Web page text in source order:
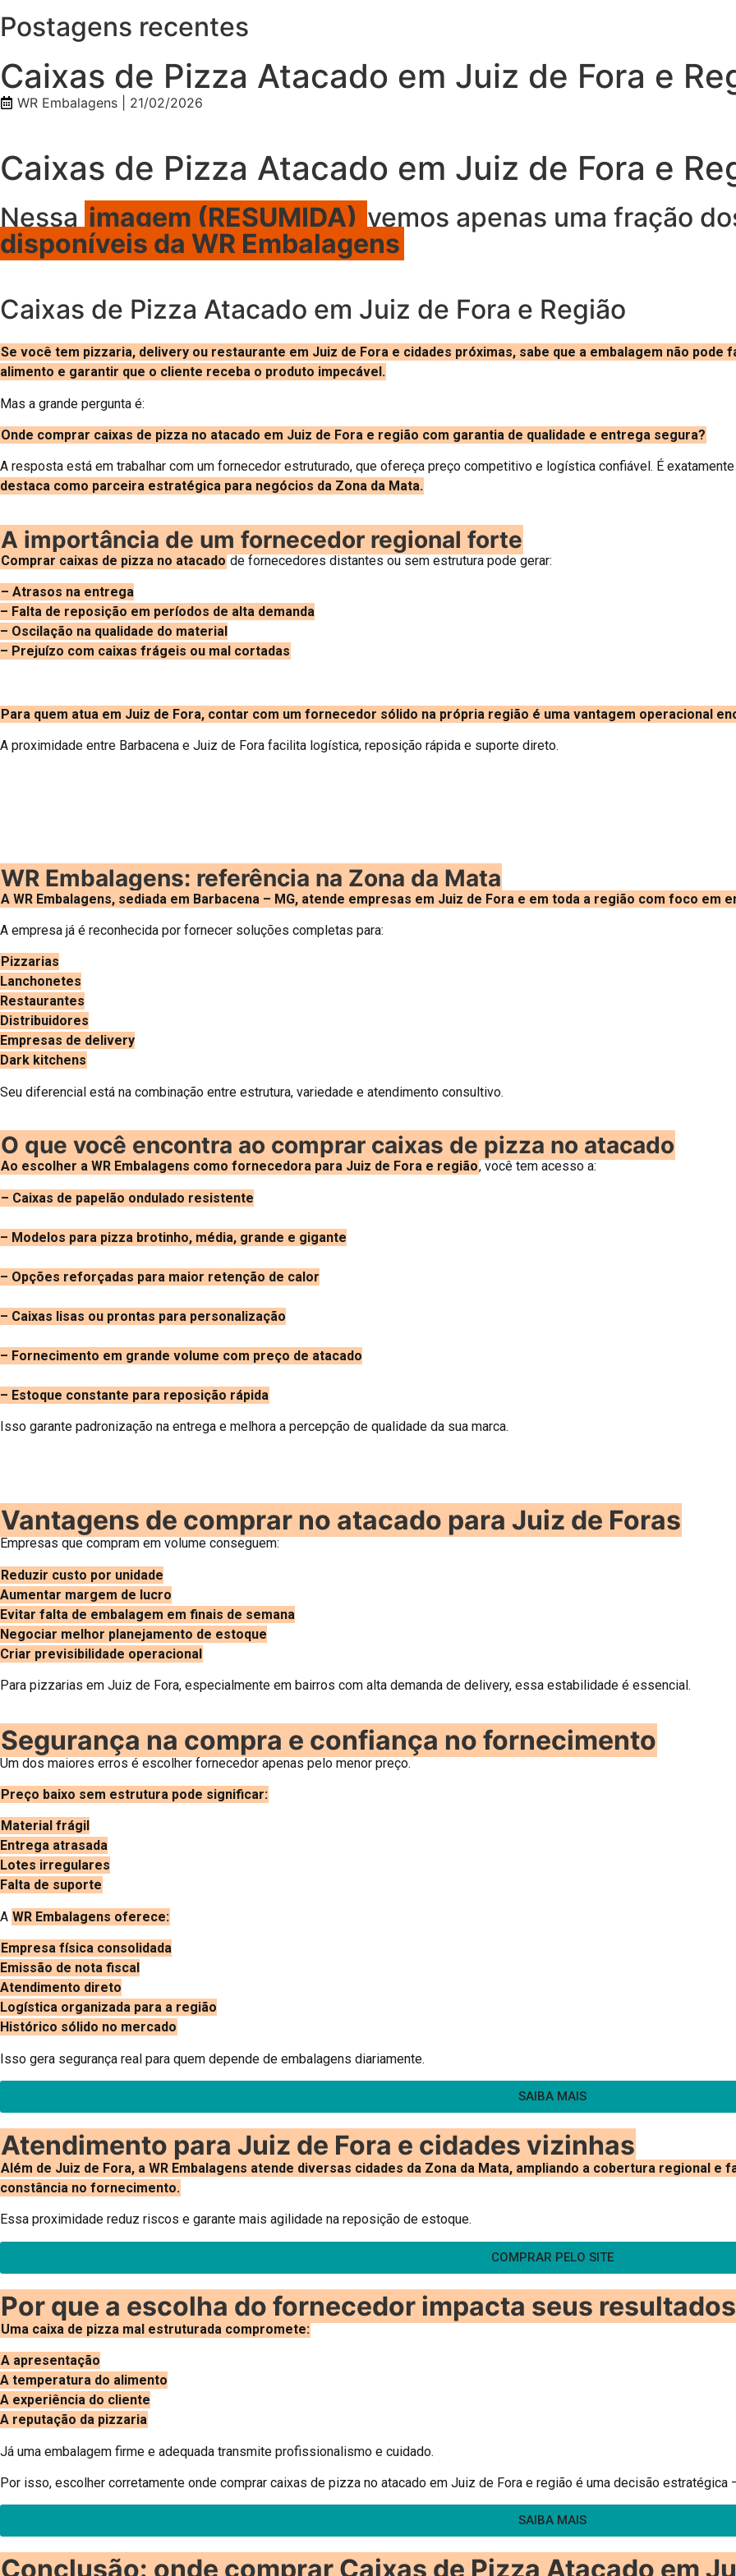
Postagens recentes
Caixas de Pizza Atacado em Juiz de Fora e
WR Embalagens | 21/02/2026
Caixas de Pizza Atacado em Juiz de Fora e
Nessa imagem (RESUMIDA) vemos apenas uma fração
disponíveis da WR Embalagens
Caixas de Pizza Atacado em Juiz de Fora e Região
Se você tem pizzaria, delivery ou restaurante em Juiz de Fora e cidades próximas, sabe que a embalagem não
alimento e garantir que o cliente receba o produto impecável.
Mas a grande pergunta é:
Onde comprar caixas de pizza no atacado em Juiz de Fora e região com garantia de qualidade e entrega segura?
A resposta está em trabalhar com um fornecedor estruturado, que ofereça preço competitivo e logística confiável. É
destaca como parceira estratégica para negócios da Zona da Mata.
A importância de um fornecedor regional forte
Comprar caixas de pizza no atacado de fornecedores distantes ou sem estrutura pode gerar:
– Atrasos na entrega
– Falta de reposição em períodos de alta demanda
– Oscilação na qualidade do material
– Prejuízo com caixas frágeis ou mal cortadas
Para quem atua em Juiz de Fora, contar com um fornecedor sólido na própria região é uma vantagem operacional
A proximidade entre Barbacena e Juiz de Fora facilita logística, reposição rápida e suporte direto.
WR Embalagens: referência na Zona da Mata
A WR Embalagens, sediada em Barbacena – MG, atende empresas em Juiz de Fora e em toda a região com foco em
A empresa já é reconhecida por fornecer soluções completas para:
Pizzarias
Lanchonetes
Restaurantes
Distribuidores
Empresas de delivery
Dark kitchens
Seu diferencial está na combinação entre estrutura, variedade e atendimento consultivo.
O que você encontra ao comprar caixas de pizza no atacado
Ao escolher a WR Embalagens como fornecedora para Juiz de Fora e região, você tem acesso a:
– Caixas de papelão ondulado resistente
– Modelos para pizza brotinho, média, grande e gigante
– Opções reforçadas para maior retenção de calor
– Caixas lisas ou prontas para personalização
– Fornecimento em grande volume com preço de atacado
– Estoque constante para reposição rápida
Isso garante padronização na entrega e melhora a percepção de qualidade da sua marca.
Vantagens de comprar no atacado para Juiz de Foras
Empresas que compram em volume conseguem:
Reduzir custo por unidade
Aumentar margem de lucro
Evitar falta de embalagem em finais de semana
Negociar melhor planejamento de estoque
Criar previsibilidade operacional
Para pizzarias em Juiz de Fora, especialmente em bairros com alta demanda de delivery, essa estabilidade é essencial.
Segurança na compra e confiança no fornecimento
Um dos maiores erros é escolher fornecedor apenas pelo menor preço.
Preço baixo sem estrutura pode significar:
Material frágil
Entrega atrasada
Lotes irregulares
Falta de suporte
A WR Embalagens oferece:
Empresa física consolidada
Emissão de nota fiscal
Atendimento direto
Logística organizada para a região
Histórico sólido no mercado
Isso gera segurança real para quem depende de embalagens diariamente.
SAIBA MAIS
Atendimento para Juiz de Fora e cidades vizinhas
Além de Juiz de Fora, a WR Embalagens atende diversas cidades da Zona da Mata, ampliando a cobertura regional
constância no fornecimento.
Essa proximidade reduz riscos e garante mais agilidade na reposição de estoque.
COMPRAR PELO SITE
Por que a escolha do fornecedor impacta seus
Uma caixa de pizza mal estruturada compromete:
A apresentação
A temperatura do alimento
A experiência do cliente
A reputação da pizzaria
Já uma embalagem firme e adequada transmite profissionalismo e cuidado.
Por isso, escolher corretamente onde comprar caixas de pizza no atacado em Juiz de Fora e região é uma decisão estratégica
SAIBA MAIS
Conclusão: onde comprar Caixas de Pizza Atacado em